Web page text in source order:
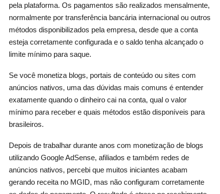
pela plataforma. Os pagamentos são realizados mensalmente,
normalmente por transferência bancária internacional ou outros
métodos disponibilizados pela empresa, desde que a conta
esteja corretamente configurada e o saldo tenha alcançado o
limite mínimo para saque.
Se você monetiza blogs, portais de conteúdo ou sites com
anúncios nativos, uma das dúvidas mais comuns é entender
exatamente quando o dinheiro cai na conta, qual o valor
mínimo para receber e quais métodos estão disponíveis para
brasileiros.
Depois de trabalhar durante anos com monetização de blogs
utilizando Google AdSense, afiliados e também redes de
anúncios nativos, percebi que muitos iniciantes acabam
gerando receita no MGID, mas não configuram corretamente